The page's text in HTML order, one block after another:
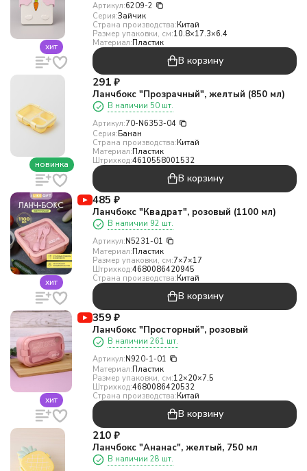
хит
Артикул:6209-2
Серия:Зайчик
Страна производства:Китай
Размер упаковки, см:10.8×17.3×6.4
Материал:Пластик
В корзину
новинка
291 ₽
Ланчбокс "Прозрачный", желтый (850 мл)
В наличии 50 шт.
Артикул:70-N6353-04
Серия:Банан
Страна производства:Китай
Материал:Пластик
Штрихкод:4610558001532
В корзину
хит
485 ₽
Ланчбокс "Квадрат", розовый (1100 мл)
В наличии 92 шт.
Артикул:N5231-01
Материал:Пластик
Размер упаковки, см:7×7×17
Штрихкод:4680086420945
Страна производства:Китай
В корзину
хит
359 ₽
Ланчбокс "Просторный", розовый
В наличии 261 шт.
Артикул:N920-1-01
Материал:Пластик
Размер упаковки, см:12×20×7.5
Штрихкод:4680086420532
Страна производства:Китай
В корзину
210 ₽
Ланчбокс "Ананас", желтый, 750 мл
В наличии 28 шт.